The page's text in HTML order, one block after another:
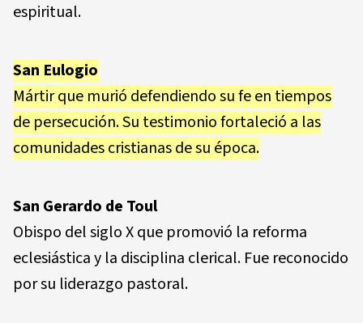
espiritual.
San Eulogio
Mártir que murió defendiendo su fe en tiempos
de persecución. Su testimonio fortaleció a las
comunidades cristianas de su época.
San Gerardo de Toul
Obispo del siglo X que promovió la reforma
eclesiástica y la disciplina clerical. Fue reconocido
por su liderazgo pastoral.